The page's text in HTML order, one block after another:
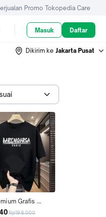
Promo Tokopedia Care
Masuk Daftar
Dikirim ke Jakarta Pusat
Grafis
Agustus -
Rp198.000